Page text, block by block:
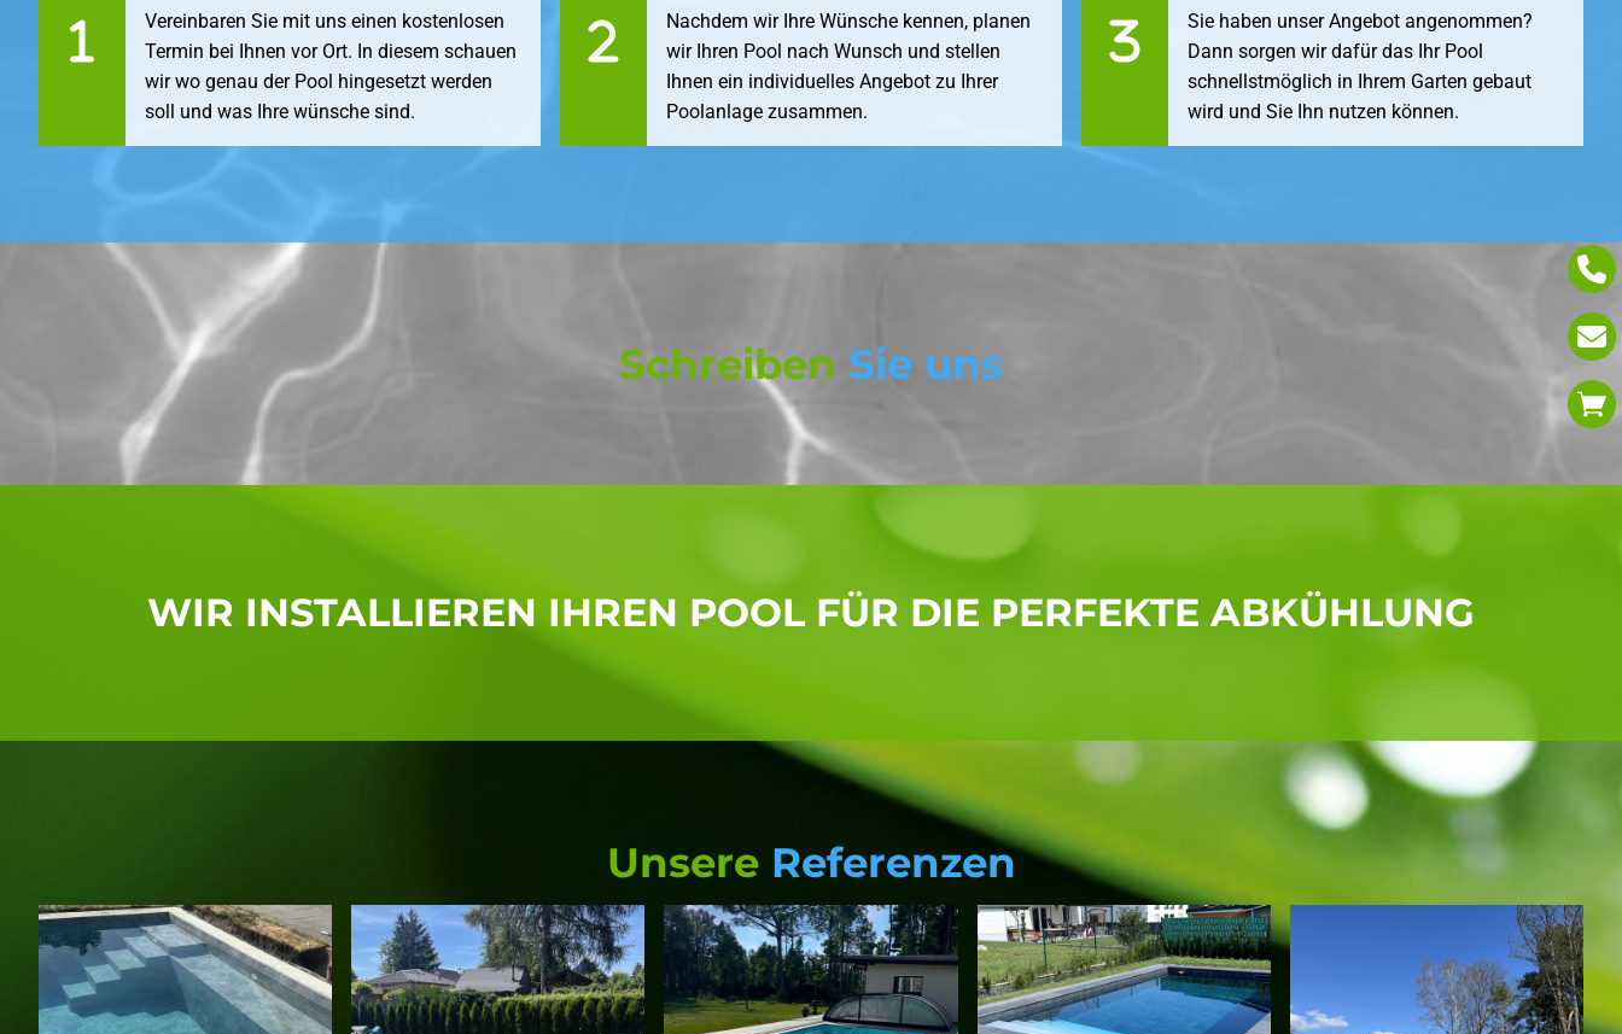
Vereinbaren Sie mit uns einen kostenlosen
Termin bei Ihnen vor Ort. In diesem schauen
wir wo genau der Pool hingesetzt werden
soll und was Ihre wünsche sind.
Nachdem wir Ihre Wünsche kennen, planen
wir Ihren Pool nach Wunsch und stellen
Ihnen ein individuelles Angebot zu Ihrer
Poolanlage zusammen.
Sie haben unser Angebot angenommen?
Dann sorgen wir dafür das Ihr Pool
schnellstmöglich in Ihrem Garten gebaut
wird und Sie Ihn nutzen können.
Schreiben Sie uns
WIR INSTALLIEREN IHREN POOL FÜR DIE PERFEKTE ABKÜHLUNG
Unsere Referenzen